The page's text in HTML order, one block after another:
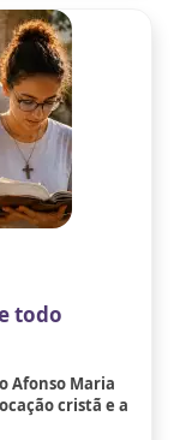
todo
Afonso Maria
cristã e a